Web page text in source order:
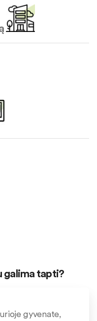
galima tapti?
gyvenate,